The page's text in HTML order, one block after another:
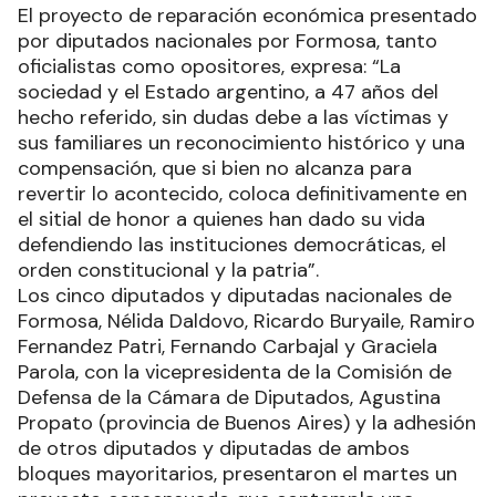
El proyecto de reparación económica presentado
por diputados nacionales por Formosa, tanto
oficialistas como opositores, expresa: “La
sociedad y el Estado argentino, a 47 años del
hecho referido, sin dudas debe a las víctimas y
sus familiares un reconocimiento histórico y una
compensación, que si bien no alcanza para
revertir lo acontecido, coloca definitivamente en
el sitial de honor a quienes han dado su vida
defendiendo las instituciones democráticas, el
orden constitucional y la patria”.
Los cinco diputados y diputadas nacionales de
Formosa, Nélida Daldovo, Ricardo Buryaile, Ramiro
Fernandez Patri, Fernando Carbajal y Graciela
Parola, con la vicepresidenta de la Comisión de
Defensa de la Cámara de Diputados, Agustina
Propato (provincia de Buenos Aires) y la adhesión
de otros diputados y diputadas de ambos
bloques mayoritarios, presentaron el martes un